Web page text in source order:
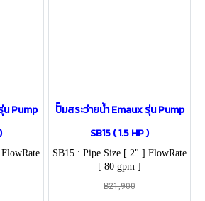
น Pump
ปั๊มสระว่ายน้ำ Emaux รุ่น Pump
SB15 ( 1.5 HP )
SB15 : Pipe Size [ 2" ] FlowRate
[ 80 gpm ]
฿21,900